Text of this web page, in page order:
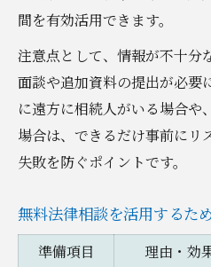
間を有効活用できます。
注意点として、情報が不十分
面談や追加資料の提出が必要
に遠方に相続人がいる場合や
場合は、できるだけ事前にリ
失敗を防ぐポイントです。
無料法律相談を活用するた
準備項目 理由・効